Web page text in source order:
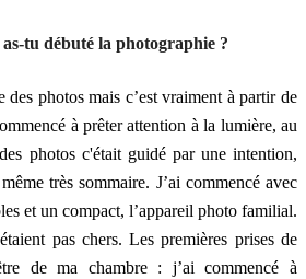
tu débuté la photographie ?
des photos mais c’est vraiment à partir de
à prêter attention à la lumière, au
photos c'était guidé par une intention,
très sommaire. J’ai commencé avec
et un compact, l’appareil photo familial.
pas chers. Les premières prises de
de ma chambre : j’ai commencé à